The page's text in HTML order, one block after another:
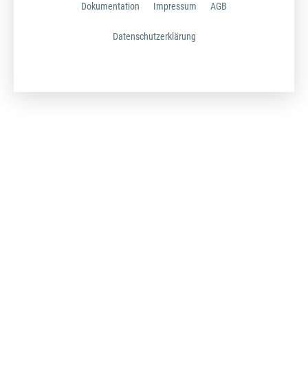
Dokumentation Impressum AGB
Datenschutzerklärung